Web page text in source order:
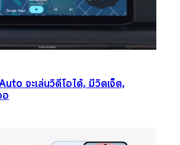
จะเล่นวิดีโอได้, มีวิดเจ็ต,
อ